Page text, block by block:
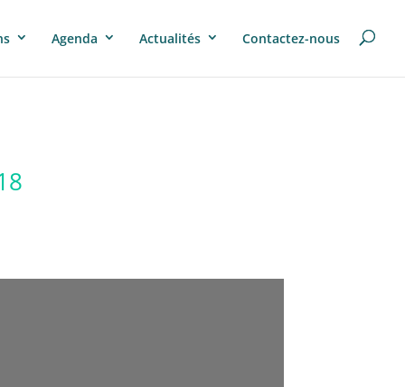
Agenda Actualités Contactez-nous